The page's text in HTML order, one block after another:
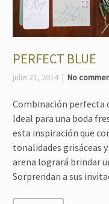
PERFECT BLUE
julio 21, 2014 No
Combinación perfecta
Ideal para una boda
esta inspiración que
tonalidades grisáceas
arena logrará brindar
Sorprendan a sus